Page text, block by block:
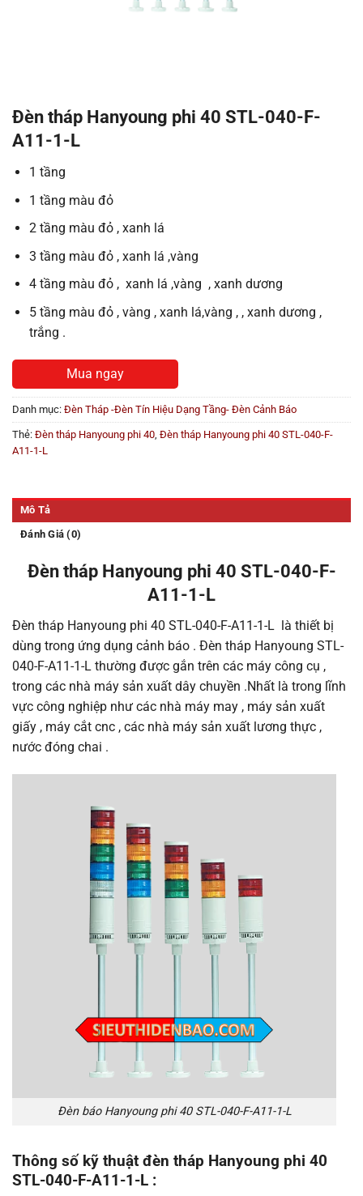
Đèn tháp Hanyoung phi 40 STL-040-F-
A11-1-L
1 tầng
1 tầng màu đỏ
2 tầng màu đỏ , xanh lá
3 tầng màu đỏ , xanh lá ,vàng
4 tầng màu đỏ , xanh lá ,vàng , xanh dương
5 tầng màu đỏ , vàng , xanh lá,vàng , , xanh dương ,
trắng .
Mua ngay
Danh mục: Đèn Tháp -Đèn Tín Hiệu Dạng Tầng- Đèn Cảnh Báo
Thẻ: Đèn tháp Hanyoung phi 40 Đèn tháp Hanyoung phi 40 STL-040-F-
A11-1-L
Mô Tả
Đánh Giá (0)
Đèn tháp Hanyoung phi 40 STL-040-F-
A11-1-L
Đèn tháp Hanyoung phi 40 STL-040-F-A11-1-L là thiết bị
dùng trong ứng dụng cảnh báo . Đèn tháp Hanyoung STL-
040-F-A11-1-L thường được gắn trên các máy công cụ ,
trong các nhà máy sản xuất dây chuyền .Nhất là trong lĩnh
vực công nghiệp như các nhà máy may , máy sản xuất
giấy , máy cắt cnc , các nhà máy sản xuất lương thực ,
nước đóng chai .
Đèn báo Hanyoung phi 40 STL-040-F-A11-1-L
Thông số kỹ thuật đèn tháp Hanyoung phi 40
STL-040-F-A11-1-L :